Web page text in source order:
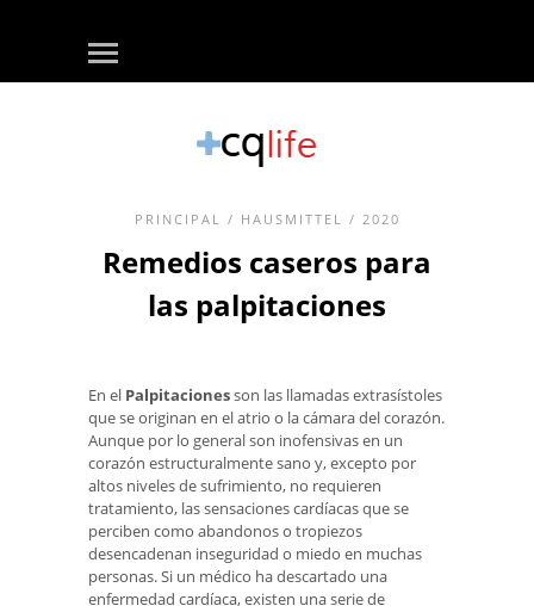
PRINCIPAL / HAUSMITTEL / 2020
Remedios caseros para
las palpitaciones
En el Palpitacionesson las llamadas extrasístoles
que se originan en el atrio o la cámara del corazón.
Aunque por lo general son inofensivas en un
corazón estructuralmente sano y, excepto por
altos niveles de sufrimiento, no requieren
tratamiento, las sensaciones cardíacas que se
perciben como abandonos o tropiezos
desencadenan inseguridad o miedo en muchas
personas. Si un médico ha descartado una
enfermedad cardíaca, existen una serie de